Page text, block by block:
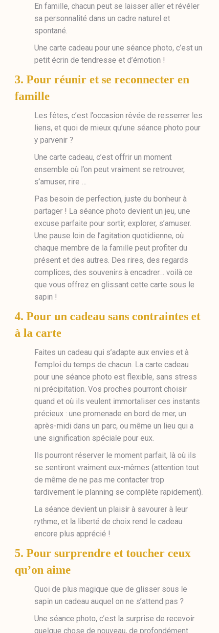
En famille, chacun peut se laisser aller et révéler
sa personnalité dans un cadre naturel et
spontané.
Une carte cadeau pour une séance photo, c’est un
petit écrin de tendresse et d’émotion !
3. Pour réunir et se reconnecter en
famille
Les fêtes, c’est l’occasion rêvée de resserrer les
liens, et quoi de mieux qu’une séance photo pour
y parvenir ?
Une carte cadeau, c’est offrir un moment
ensemble où l’on peut vraiment se retrouver,
s’amuser, rire …
Pas besoin de perfection, juste du bonheur à
partager ! La séance photo devient un jeu, une
excuse parfaite pour sortir, explorer, s’amuser.
Une pause loin de l’agitation quotidienne, où
chaque membre de la famille peut profiter du
présent et des autres. Des rires, des regards
complices, des souvenirs à encadrer… voilà ce
que vous offrez en glissant cette carte sous le
sapin !
4. Pour un cadeau sans contraintes et
à la carte
Faites un cadeau qui s’adapte aux envies et à
l’emploi du temps de chacun. La carte cadeau
pour une séance photo est flexible, sans stress
ni précipitation. Vos proches pourront choisir
quand et où ils veulent immortaliser ces instants
précieux : une promenade en bord de mer, un
après-midi dans un parc, ou même un lieu qui a
une signification spéciale pour eux.
Ils pourront réserver le moment parfait, là où ils
se sentiront vraiment eux-mêmes (attention tout
de même de ne pas me contacter trop
tardivement le planning se complète rapidement).
La séance devient un plaisir à savourer à leur
rythme, et la liberté de choix rend le cadeau
encore plus apprécié !
5. Pour surprendre et toucher ceux
qu’on aime
Quoi de plus magique que de glisser sous le
sapin un cadeau auquel on ne s’attend pas ?
Une séance photo, c’est la surprise de recevoir
quelque chose de nouveau, de profondément